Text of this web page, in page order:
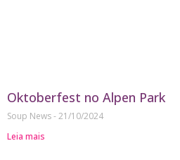
Oktoberfest no Alpen Park
Soup News 21/10/2024
Leia mais